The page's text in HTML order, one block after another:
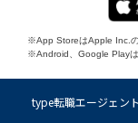
※App StoreはApple Inc.の
※Android、Google Playは
type転職エージェン